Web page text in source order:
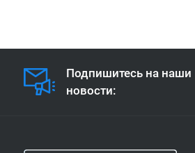
Подпишитесь на наши
новости: